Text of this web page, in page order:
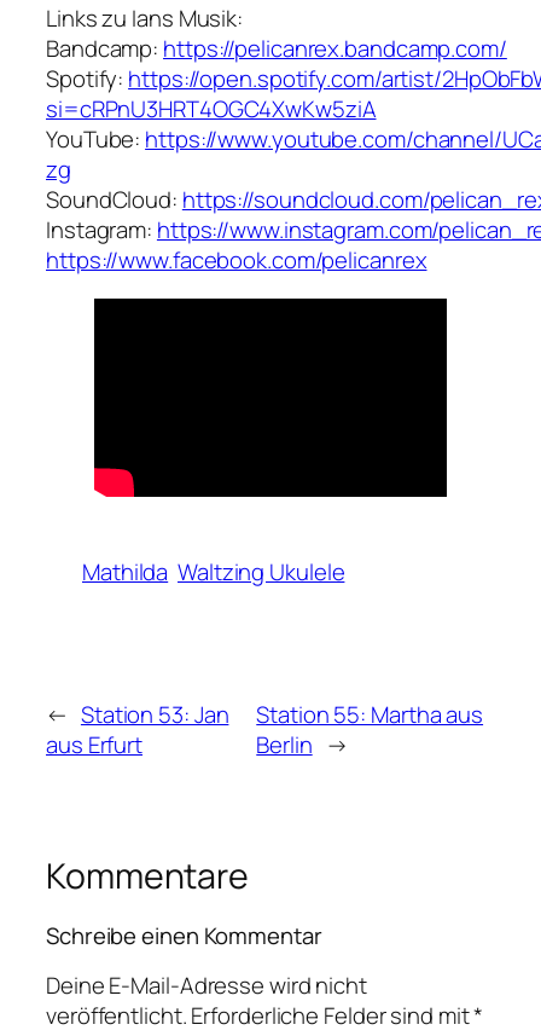
Links zu Ians Musik:
Bandcamp: https://pelicanrex.bandcamp.com/
Spotify: https://open.spotify.com/artist/
si=cRPnU3HRT4OGC4XwKw5ziA
YouTube: https://www.youtube.com/channel/
zg
SoundCloud: https://soundcloud.com/
Instagram: https://www.instagram.com/
https://www.facebook.com/pelicanrex
Mathilda Waltzing Ukulele
← Station 53: Jan
aus Erfurt
Station 55: Martha aus
Berlin →
Kommentare
Schreibe einen Kommentar
Deine E-Mail-Adresse wird nicht
veröffentlicht.Erforderliche Felder sind mit*